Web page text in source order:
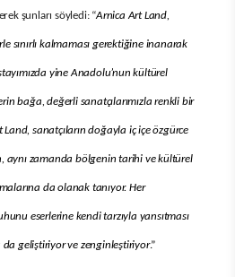
şunları söyledi: “Arnica Art Land,
sınırlı kalmaması gerektiğine inanarak
yine Anadolu’nun kültürel
bağa, değerli sanatçılarımızla renkli bir
sanatçıların doğayla iç içe özgürce
aynı zamanda bölgenin tarihi ve kültürel
da olanak tanıyor. Her
eserlerine kendi tarzıyla yansıtması
da geliştiriyor ve zenginleştiriyor.”